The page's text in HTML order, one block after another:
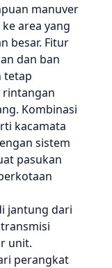
manuver
area yang
besar. Fitur
dan ban
tetap
rintangan
Kombinasi
kacamata
sistem
pasukan
jantung dari
unit.
perangkat